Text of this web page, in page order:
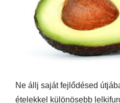
Ne állj saját fejlődésed
ételekkel különösebb